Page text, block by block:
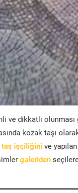
ve dikkatli
kozak taşı
taş işçiliğini ve
galeriden